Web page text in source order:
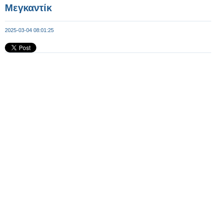
Μεγκαντίκ
2025-03-04 08:01:25